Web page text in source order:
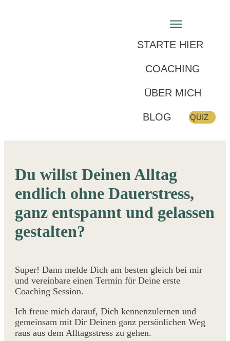
STARTE HIER
COACHING
ÜBER MICH
BLOG QUIZ
Du willst Deinen Alltag
endlich ohne Dauerstress,
ganz entspannt und gelassen
gestalten?
Super! Dann melde Dich am besten gleich bei mir
und vereinbare einen Termin für Deine erste
Coaching Session.
Ich freue mich darauf, Dich kennenzulernen und
gemeinsam mit Dir Deinen ganz persönlichen Weg
raus aus dem Alltagsstress zu gehen.